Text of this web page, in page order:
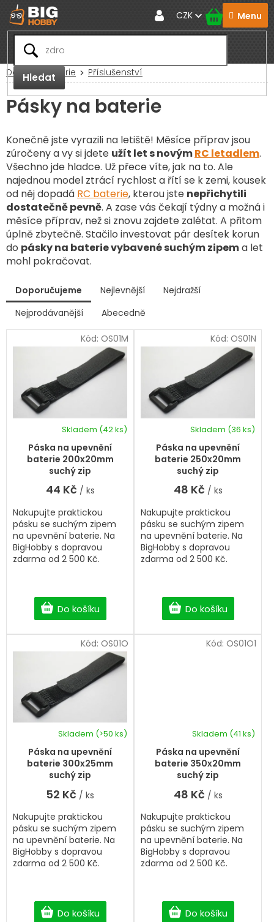
Přejít
na
obsah
Hledat
CZK
Domů Baterie Příslušenství
Pásky na baterie
Konečně jste vyrazili na letiště! Měsíce příprav jsou
zúročeny a vy si jdete užít let s novýmRC letadlem.
Všechno jde hladce. Už přece víte, jak na to. Ale
najednou model ztrácí rychlost a řítí se k zemi, kousek
od něj dopadá RC baterie, kterou jste nepřichytili
dostatečně pevně. A zase vás čekají týdny a možná i
měsíce příprav, než si znovu zajdete zalétat. A přitom
úplně zbytečně. Stačilo investovat pár desítek korun
do pásky na baterie vybavené suchým zipema let
mohl pokračovat.
a
Doporučujeme Nejlevnější
Nejdražší
Nejprodávanější
Abecedně
ý
i
Páska na upevnění
baterie 200x20mm
suchý zip
Skladem (42 ks)
44 Kč / ks
Do košíku
Nakupujte praktickou
pásku se suchým zipem
na upevnění baterie. Na
BigHobby s dopravou
zdarma od 2 500 Kč.
Kód: OS01M
Páska na upevnění
baterie 250x20mm
suchý zip
Skladem (36 ks)
48 Kč / ks
Do košíku
Nakupujte praktickou
pásku se suchým zipem
na upevnění baterie. Na
BigHobby s dopravou
zdarma od 2 500 Kč.
Kód: OS01N
Páska na upevnění
baterie 300x25mm
suchý zip
Skladem (>50 ks)
52 Kč / ks
Do košíku
Nakupujte praktickou
pásku se suchým zipem
na upevnění baterie. Na
BigHobby s dopravou
zdarma od 2 500 Kč.
Kód: OS01O
Páska na upevnění
baterie 350x20mm
suchý zip
Skladem (41 ks)
48 Kč / ks
Do košíku
Nakupujte praktickou
pásku se suchým zipem
na upevnění baterie. Na
BigHobby s dopravou
zdarma od 2 500 Kč.
Kód: OS01O1